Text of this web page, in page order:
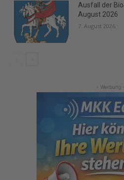
Ausfall der
August 2026
7. August 2026
- Werbung -